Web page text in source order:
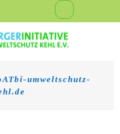
umweltschutz-